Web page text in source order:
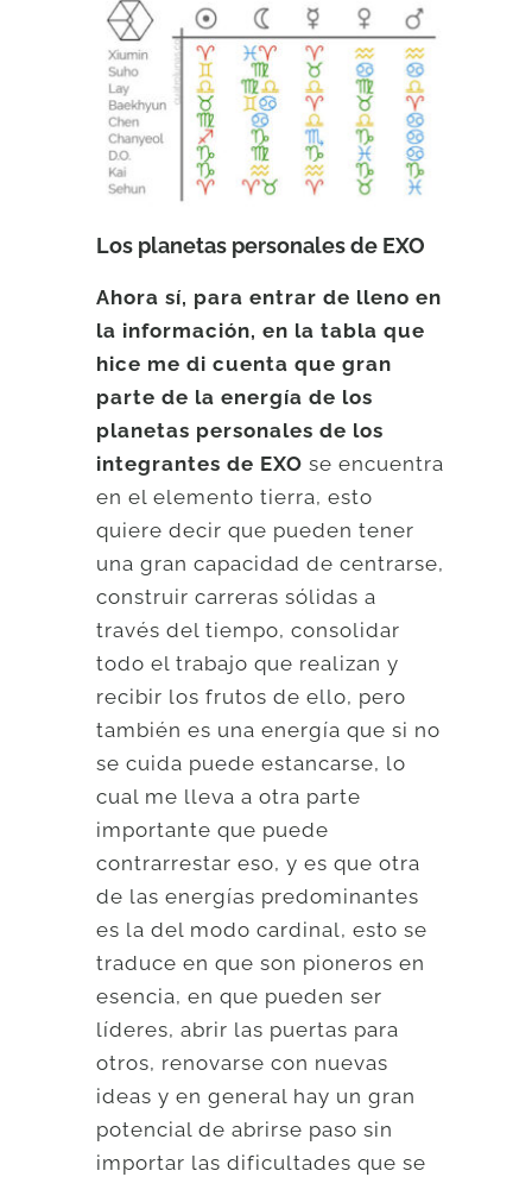
Los planetas personales de EXO
Ahora sí, para entrar de lleno en
la información, en la tabla que
hice me di cuenta que gran
parte de la energía de los
planetas personales de los
integrantes de EXO se encuentra
en el elemento tierra, esto
quiere decir que pueden tener
una gran capacidad de centrarse,
construir carreras sólidas a
través del tiempo, consolidar
todo el trabajo que realizan y
recibir los frutos de ello, pero
también es una energía que si no
se cuida puede estancarse, lo
cual me lleva a otra parte
importante que puede
contrarrestar eso, y es que otra
de las energías predominantes
es la del modo cardinal, esto se
traduce en que son pioneros en
esencia, en que pueden ser
líderes, abrir las puertas para
otros, renovarse con nuevas
ideas y en general hay un gran
potencial de abrirse paso sin
importar las dificultades que se